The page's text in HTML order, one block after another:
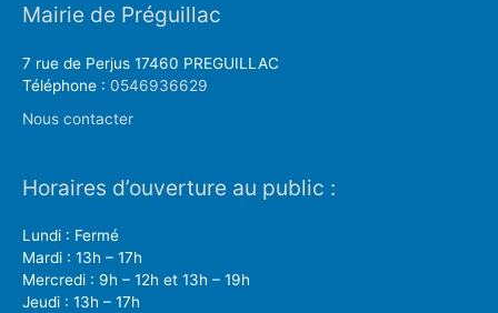
Mairie de Préguillac
7 rue de Perjus 17460 PREGUILLAC
Téléphone : 0546936629
Nous contacter
Horaires d’ouverture au public :
Lundi : Fermé
Mardi : 13h – 17h
Mercredi : 9h – 12h et 13h – 19h
Jeudi : 13h – 17h